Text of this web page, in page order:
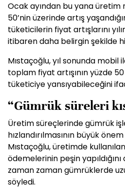
Ocak ayından bu yana
50’nin üzerinde artış
tüketicilerin fiyat artışlarını
itibaren daha belirgin şekilde
Mıstaçoğlu, yıl sonunda
toplam fiyat artışının yüzde
tüketiciye yansıyabileceğini
“Gümrük süreleri
Üretim süreçlerinde gümrük
hızlandırılmasının büyük
Mıstaçoğlu, üretimde
ödemelerinin peşin
zaman zaman gümrüklerde
söyledi.